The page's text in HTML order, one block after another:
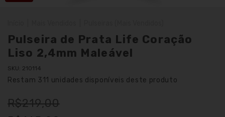
Pulseira de Prata Life Coração
Liso 2,4mm Maleável
SKU: 210114
Restam 311 unidades disponíveis deste produto
R$219,00